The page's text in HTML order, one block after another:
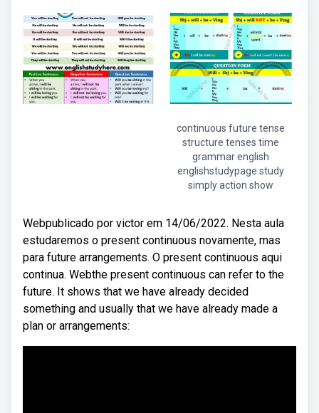
continuous future tense
structure tenses time
grammar english
englishstudypage study
simply action show
Webpublicado por victor em 14/06/2022. Nesta aula
estudaremos o present continuous novamente, mas
para future arrangements. O present continuous aqui
continua. Webthe present continuous can refer to the
future. It shows that we have already decided
something and usually that we have already made a
plan or arrangements: